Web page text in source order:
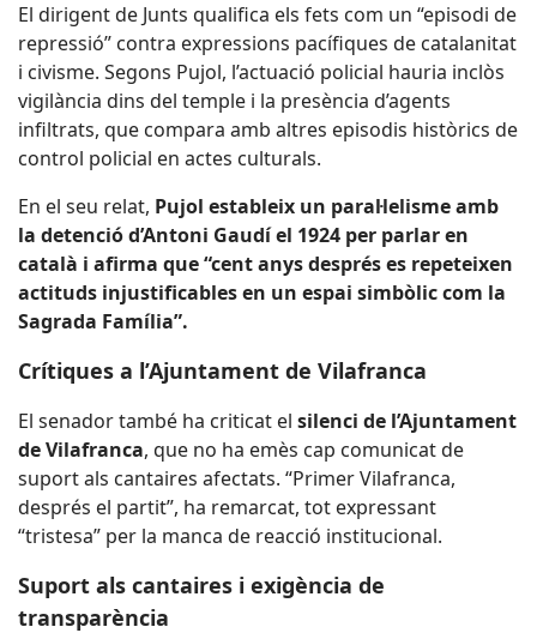
El dirigent de Junts qualifica els fets com un “episodi de
repressió” contra expressions pacífiques de catalanitat
i civisme. Segons Pujol, l’actuació policial hauria inclòs
vigilància dins del temple i la presència d’agents
infiltrats, que compara amb altres episodis històrics de
control policial en actes culturals.
En el seu relat, Pujol estableix un paral·lelisme amb
la detenció d’Antoni Gaudí el 1924 per parlar en
català i afirma que “cent anys després es repeteixen
actituds injustificables en un espai simbòlic com la
Sagrada Família”.
Crítiques a l’Ajuntament de Vilafranca
El senador també ha criticat el silenci de l’Ajuntament
de Vilafranca, que no ha emès cap comunicat de
suport als cantaires afectats. “Primer Vilafranca,
després el partit”, ha remarcat, tot expressant
“tristesa” per la manca de reacció institucional.
Suport als cantaires i exigència de
transparència